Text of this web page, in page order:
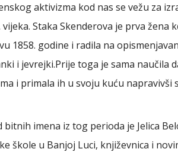
aktivizma kod nas se vežu za
vijeka. Staka Skenderova je prva
1858. godine i radila na
i jevrejki.Prije toga je sama naučila
i primala ih u svoju kuću napravivši
bitnih imena iz tog perioda je Jelica
škole u Banjoj Luci, književnica i